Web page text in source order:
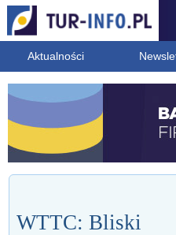
Aktualności
WTTC: Bliski